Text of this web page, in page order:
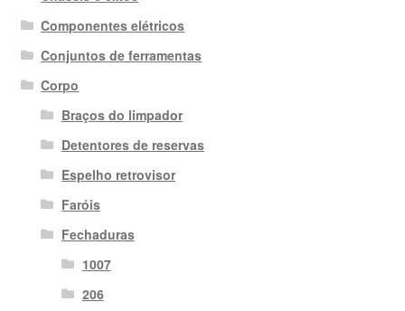
Componentes elétricos
Conjuntos de ferramentas
Corpo
Braços do limpador
Detentores de reservas
Espelho retrovisor
Faróis
Fechaduras
1007
206